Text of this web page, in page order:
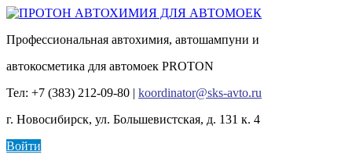
Профессиональная автохимия, автошампуни и
автокосметика для автомоек PROTON
Тел: +7 (383) 212-09-80 | koordinator@sks-avto.ru
г. Новосибирск, ул. Большевистская, д. 131 к. 4
Войти